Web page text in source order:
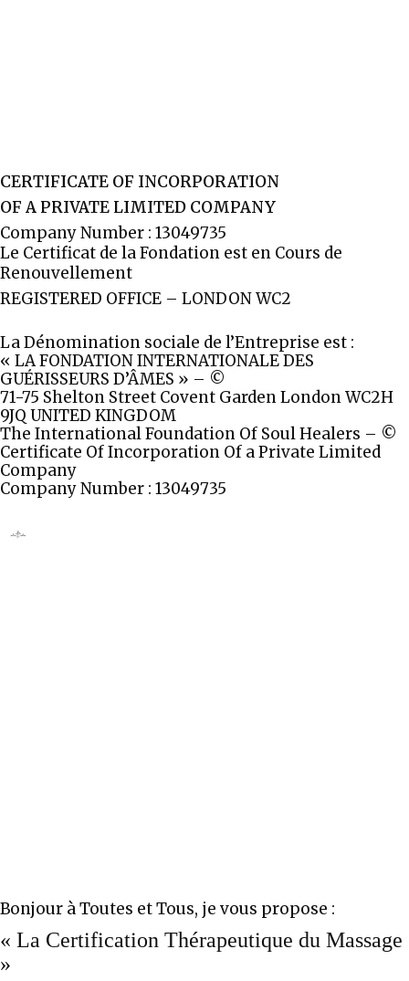
CERTIFICATE OF INCORPORATION
OF A PRIVATE LIMITED COMPANY
Company Number : 13049735
Le Certificat de la Fondation est en Cours de
Renouvellement
REGISTERED OFFICE – LONDON WC2
La Dénomination sociale de l’Entreprise est :
« LA FONDATION INTERNATIONALE DES
GUÉRISSEURS D’ÂMES » – ©
71-75 Shelton Street Covent Garden London WC2H
9JQ UNITED KINGDOM
The International Foundation Of Soul Healers – ©
Certificate Of Incorporation Of a Private Limited
Company
Company Number : 13049735
Bonjour à Toutes et Tous, je vous propose :
« La Certification Thérapeutique du Massage
»